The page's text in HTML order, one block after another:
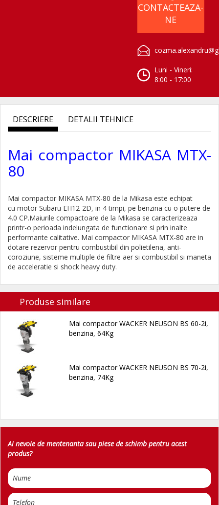
CONTACTEAZA-
NE
Luni - Vineri:
8:00 - 17:00
DESCRIERE DETALII TEHNICE
Mai compactor MIKASA MTX-
80
Mai compactor MIKASA MTX-80 de la Mikasa este echipat
cu motor Subaru EH12-2D, in 4 timpi, pe benzina cu o putere de
4.0 CP.Maiurile compactoare de la Mikasa se caracterizeaza
printr-o perioada indelungata de functionare si prin inalte
performante calitative. Mai compactor MIKASA MTX-80 are in
dotare rezervor pentru combustibil din polietilena, anti-
coroziune, sisteme multiple de filtre aer si combustibil si maneta
de acceleratie si shock heavy duty.
Produse similare
Mai compactor WACKER NEUSON BS 60-2i,
benzina, 64Kg
Mai compactor WACKER NEUSON BS 70-2i,
benzina, 74Kg
Ai nevoie de mentenanta sau piese de schimb pentru acest
produs?